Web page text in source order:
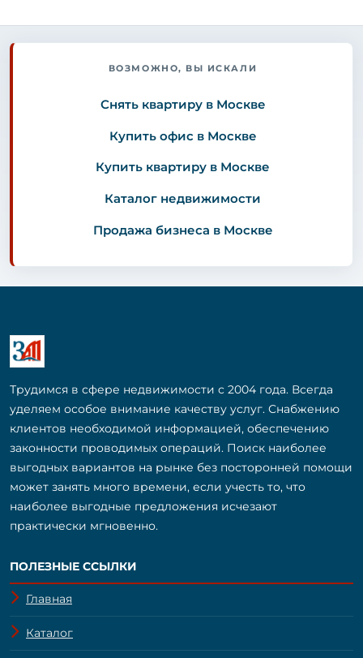
ВОЗМОЖНО, ВЫ ИСКАЛИ
Снять квартиру в Москве
Купить офис в Москве
Купить квартиру в Москве
Каталог недвижимости
Продажа бизнеса в Москве
Трудимся в сфере недвижимости с 2004 года. Всегда
уделяем особое внимание качеству услуг. Снабжению
клиентов необходимой информацией, обеспечению
законности проводимых операций. Поиск наиболее
выгодных вариантов на рынке без посторонней помощи
может занять много времени, если учесть то, что
наиболее выгодные предложения исчезают
практически мгновенно.
ПОЛЕЗНЫЕ ССЫЛКИ
Главная
Каталог